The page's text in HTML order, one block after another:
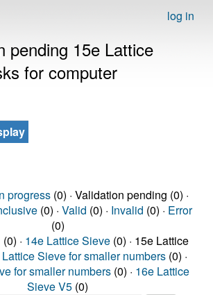
log in
pending 15e Lattice
for computer
progress(0) · Validation pending (0) ·
(0) · Valid (0) · Invalid (0) · Error
(0)
(0) · 14e Lattice Sieve (0) · 15e Lattice
Sieve for smaller numbers (0) ·
for smaller numbers (0) · 16e Lattice
Sieve V5 (0)